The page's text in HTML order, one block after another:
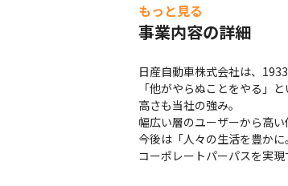
もっと見る
事業内容の詳細
日産自動車株式会社は、
「他がやらぬことをやる」
高さも当社の強み。
幅広い層のユーザーから高
今後は「人々の生活を豊か
コーポレートパーパスを実現